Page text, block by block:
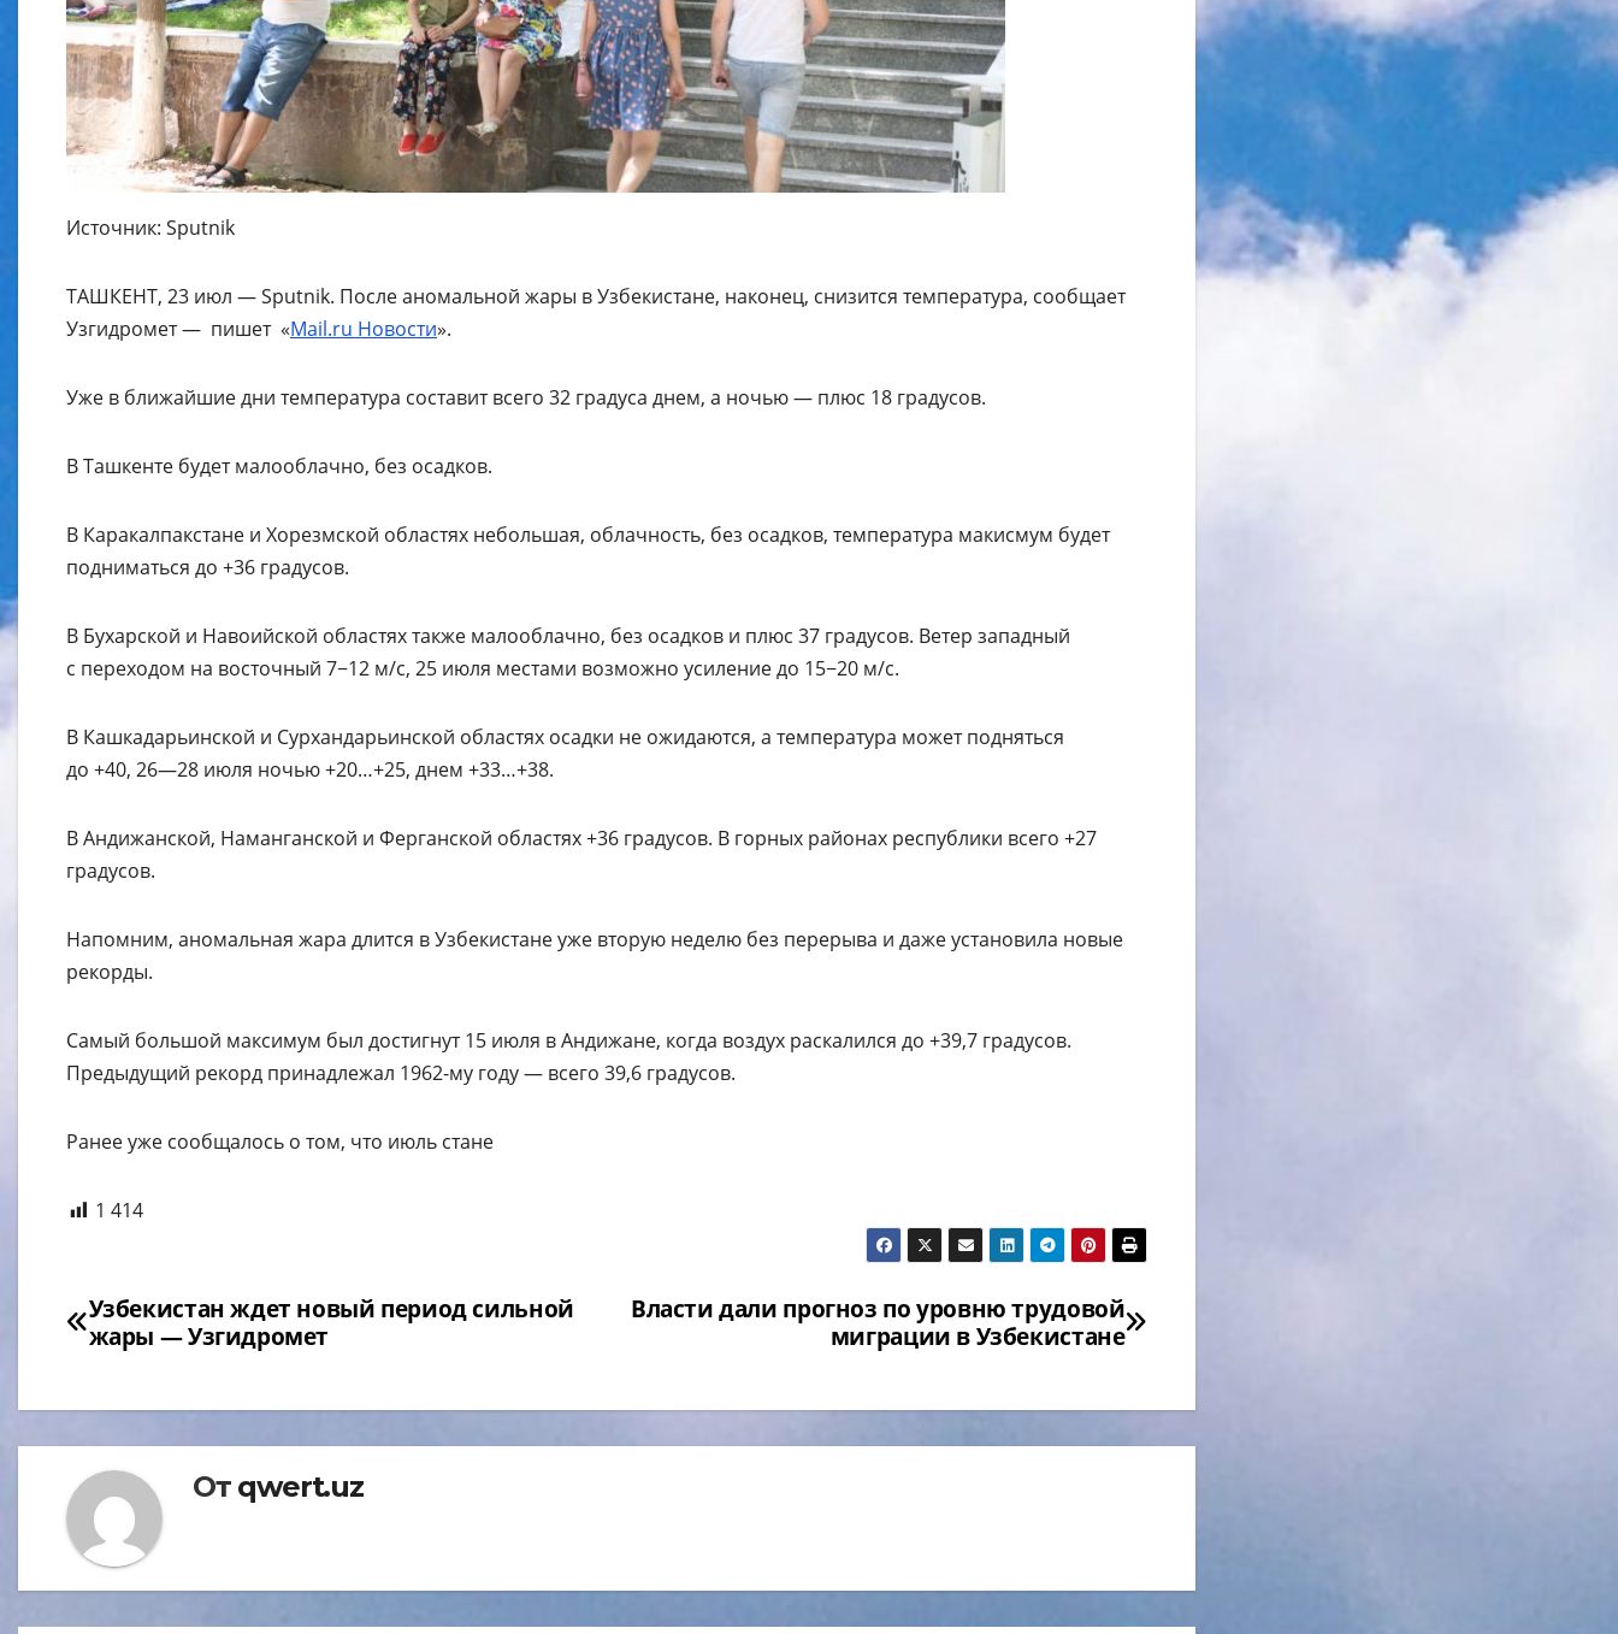
Источник: Sputnik
ТАШКЕНТ, 23 июл — Sputnik. После аномальной жары в Узбекистане, наконец, снизится температура, сообщает
Узгидромет — пишет «Mail.ru Новости».
Уже в ближайшие дни температура составит всего 32 градуса днем, а ночью — плюс 18 градусов.
В Ташкенте будет малооблачно, без осадков.
В Каракалпакстане и Хорезмской областях небольшая, облачность, без осадков, температура макисмум будет
подниматься до +36 градусов.
В Бухарской и Навоийской областях также малооблачно, без осадков и плюс 37 градусов. Ветер западный
с переходом на восточный 7−12 м/с, 25 июля местами возможно усиление до 15−20 м/с.
В Кашкадарьинской и Сурхандарьинской областях осадки не ожидаются, а температура может подняться
до +40, 26—28 июля ночью +20…+25, днем +33…+38.
В Андижанской, Наманганской и Ферганской областях +36 градусов. В горных районах республики всего +27
градусов.
Напомним, аномальная жара длится в Узбекистане уже вторую неделю без перерыва и даже установила новые
рекорды.
Самый большой максимум был достигнут 15 июля в Андижане, когда воздух раскалился до +39,7 градусов.
Предыдущий рекорд принадлежал 1962-му году — всего 39,6 градусов.
Ранее уже сообщалось о том, что июль стане
1 414
Навигация
по
записям
Власти дали прогноз по уровню трудовой
миграции в Узбекистане
Узбекистан ждет новый период сильной
жары — Узгидромет
От qwert.uz